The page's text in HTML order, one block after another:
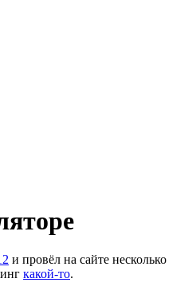
и провёл на сайте несколько
какой-то.